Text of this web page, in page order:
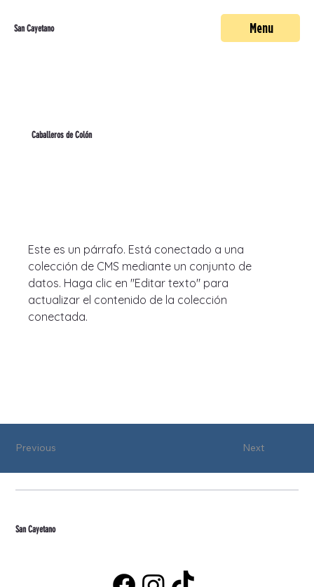
San Cayetano Menu
Este es un párrafo. Está conectado a una
colección de CMS mediante un conjunto de
datos. Haga clic en "Editar texto" para
actualizar el contenido de la colección
conectada.
Caballeros de Colón
Next
Previous
San Cayetano